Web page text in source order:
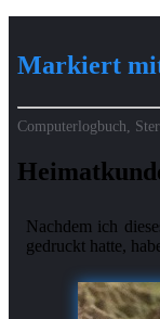
Markiert
Computerlogbuch,
Nachdem ich